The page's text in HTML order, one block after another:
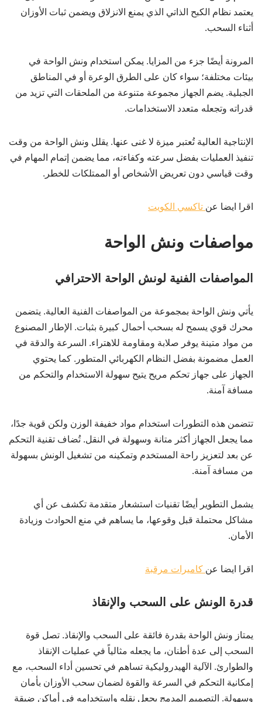
يعتمد نظام الكبح الذاتي الذي يمنع الانزلاق ويضمن ثبات الأوزان
أثناء السحب.
المرونة أيضًا جزء من المزايا. يمكن استخدام ونش الواحة في
بيئات مختلفة؛ سواء كان على الطرق الوعرة أو في المناطق
الجبلية. يضم الجهاز مجموعة متنوعة من الملحقات التي تزيد من
قدراته وتجعله متعدد الاستخدامات.
الإنتاجية العالية تُعتبر ميزة لا غنى عنها. يقلل ونش الواحة من وقت
تنفيذ العمليات بفضل سرعته وكفاءته، مما يضمن إتمام المهام في
وقت قياسي دون تعريض الأشخاص أو الممتلكات للخطر.
اقرا ايضا عن تاكسي الكويت
مواصفات ونش الواحة
المواصفات الفنية لونش الواحة الاحترافي
يأتي ونش الواحة بمجموعة من المواصفات الفنية العالية. يتضمن
محرك قوي يسمح له بسحب أحمال كبيرة بثبات. الإطار المصنوع
من مواد متينة يوفر صلابة ومقاومة للاهتراء. السرعة والدقة في
العمل مضمونة بفضل النظام الكهربائي المتطور. كما يحتوي
الجهاز على جهاز تحكم مريح يتيح سهولة الاستخدام والتحكم من
مسافة آمنة.
تتضمن هذه التطورات استخدام مواد خفيفة الوزن ولكن قوية جدًا،
مما يجعل الجهاز أكثر متانة وسهولة في النقل. تُضاف تقنية التحكم
عن بعد لتعزيز راحة المستخدم وتمكينه من تشغيل الونش بسهولة
من مسافة آمنة.
يشمل التطوير أيضًا تقنيات استشعار متقدمة تكشف عن أي
مشاكل محتملة قبل وقوعها، ما يساهم في منع الحوادث وزيادة
الأمان.
اقرا ايضا عن كاميرات مرقبة
قدرة الونش على السحب والإنقاذ
يمتاز ونش الواحة بقدرة فائقة على السحب والإنقاذ. تصل قوة
السحب إلى عدة أطنان، ما يجعله مثالياً في عمليات الإنقاذ
والطوارئ. الآلية الهيدروليكية تساهم في تحسين أداء السحب، مع
إمكانية التحكم في السرعة والقوة لضمان سحب الأوزان بأمان
وسهولة. التصميم المدمج يجعل نقله واستخدامه في أماكن ضيقة